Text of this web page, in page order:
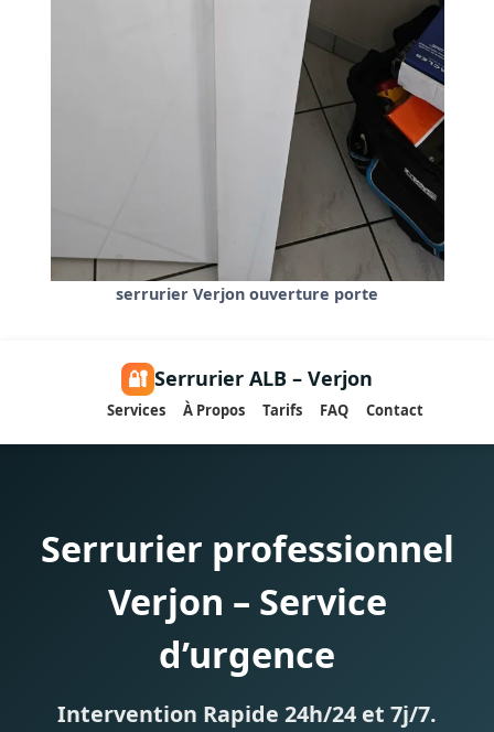
serrurier Verjon ouverture porte
🔐 Serrurier ALB – Verjon
Services À Propos Tarifs FAQ Contact
Serrurier professionnel
Verjon – Service
d’urgence
Intervention Rapide 24h/24 et 7j/7.